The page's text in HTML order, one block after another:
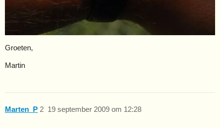
Groeten,
Martin
Marten_P 19 september 2009 om 12:28
2